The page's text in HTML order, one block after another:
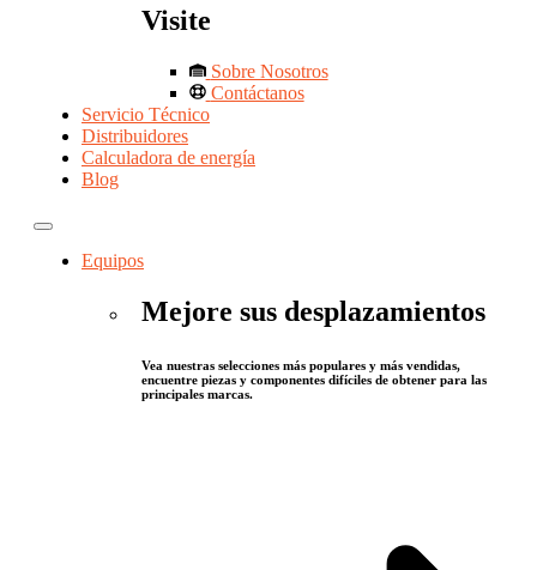
Visite
Sobre Nosotros
Contáctanos
Servicio Técnico
Distribuidores
Calculadora de energía
Blog
Equipos
Mejore sus desplazamientos
Vea nuestras selecciones más populares y más vendidas,
encuentre piezas y componentes difíciles de obtener para las
principales marcas.